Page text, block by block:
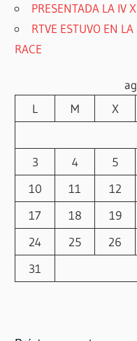
PRESENTADA LA IV
RTVE ESTUVO EN
RACE
L
M X
3
4 5
10
11 12
17
18 19
24
25 26
31